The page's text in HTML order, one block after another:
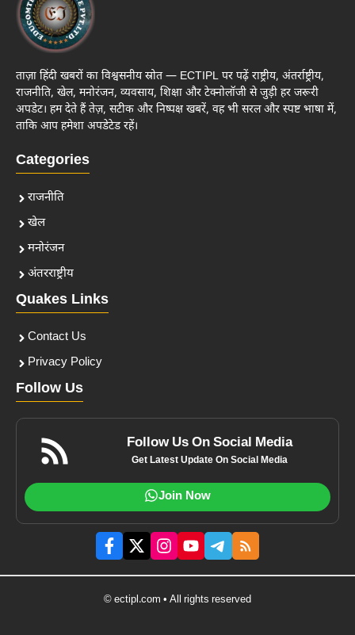
ताज़ा हिंदी खबरों का विश्वसनीय स्रोत — ECTIPL पर पढ़ें राष्ट्रीय, अंतर्राष्ट्रीय,
राजनीति, खेल, मनोरंजन, व्यवसाय, शिक्षा और टेक्नोलॉजी से जुड़ी हर जरूरी
अपडेट। हम देते हैं तेज़, सटीक और निष्पक्ष खबरें, वह भी सरल और स्पष्ट भाषा में,
ताकि आप हमेशा अपडेटेड रहें।
Categories
राजनीति
खेल
मनोरंजन
अंतरराष्ट्रीय
Quakes Links
Contact Us
Privacy Policy
Follow Us
Follow Us On Social Media
Get Latest Update On Social Media
Join Now
© ectipl.com • All rights reserved